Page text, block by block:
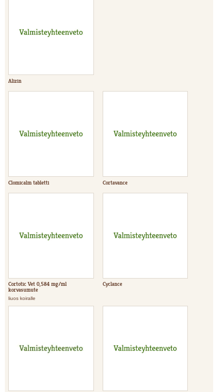
Alizin
Clomicalm tabletti Cortavance
Cortotic Vet 0,584 mg/ml
korvasumute
liuos koiralle
Cyclance